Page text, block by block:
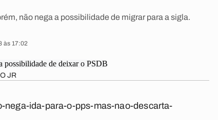
não nega a possibilidade de migrar para a sigla.
às 17:02
JR
ida-para-o-pps-mas-nao-descarta-